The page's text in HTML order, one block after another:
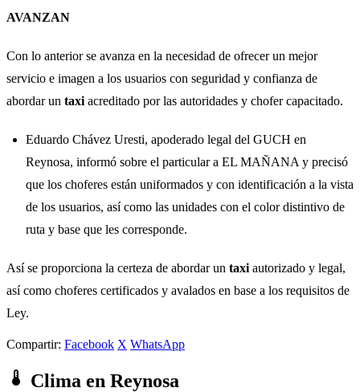
AVANZAN
Con lo anterior se avanza en la necesidad de ofrecer un mejor
servicio e imagen a los usuarios con seguridad y confianza de
abordar un taxi acreditado por las autoridades y chofer capacitado.
Eduardo Chávez Uresti, apoderado legal del GUCH en
Reynosa, informó sobre el particular a EL MAÑANA y precisó
que los choferes están uniformados y con identificación a la vista
de los usuarios, así como las unidades con el color distintivo de
ruta y base que les corresponde.
Así se proporciona la certeza de abordar un taxi autorizado y legal,
así como choferes certificados y avalados en base a los requisitos de
Ley.
Compartir: Facebook X WhatsApp
Clima en Reynosa